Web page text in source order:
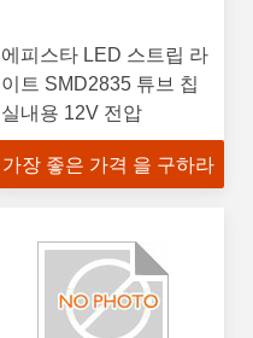
에피스타 LED 스트립 라
이트 SMD2835 튜브 칩
실내용 12V 전압
가장 좋은 가격 을 구하라